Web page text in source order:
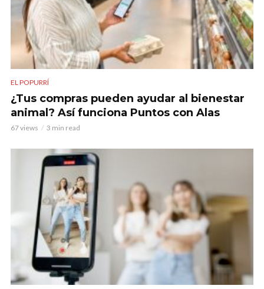
EL POPURRÍ
¿Tus compras pueden ayudar al bienestar
animal? Así funciona Puntos con Alas
67 views 3 min read